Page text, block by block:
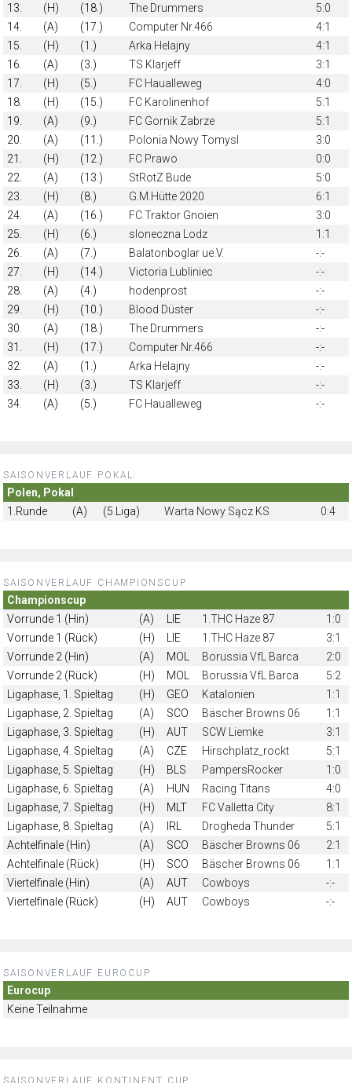
13.
(H) (18.) The Drummers
5:0
14.
(A) (17.) Computer Nr.466
4:1
15.
(H) (1.) Arka Helajny
4:1
16.
(A) (3.) TS Klarjeff
3:1
17.
(H) (5.) FC Haualleweg
4:0
18.
(H) (15.) FC Karolinenhof
5:1
19.
(A) (9.) FC Gornik Zabrze
5:1
20.
(A) (11.) Polonia Nowy Tomysl
3:0
21.
(H) (12.) FC Prawo
0:0
22.
(A) (13.) StRotZ Bude
5:0
23.
(H) (8.) G.M.Hütte 2020
6:1
24.
(A) (16.) FC Traktor Gnoien
3:0
25.
(H) (6.) sloneczna Lodz
1:1
26.
(A) (7.) Balatonboglar ue.V.
-:-
27.
(H) (14.) Victoria Lubliniec
-:-
28.
(A) (4.) hodenprost
-:-
29.
(H) (10.) Blood Düster
-:-
30.
(A) (18.) The Drummers
-:-
31.
(H) (17.) Computer Nr.466
-:-
32.
(A) (1.) Arka Helajny
-:-
33.
(H) (3.) TS Klarjeff
-:-
34.
(A) (5.) FC Haualleweg -:-
SAISONVERLAUF POKAL:
Polen, Pokal
1.Runde
(A) (5.Liga) Warta Nowy Sącz KS 0:4
SAISONVERLAUF CHAMPIONSCUP
Championscup
Vorrunde 1 (Hin)
(A) LIE 1.THC Haze 87
1:0
Vorrunde 1 (Rück)
(H) LIE 1.THC Haze 87
3:1
Vorrunde 2 (Hin)
(A) MOL Borussia VfL Barca
2:0
Vorrunde 2 (Rück)
(H) MOL Borussia VfL Barca
5:2
Ligaphase, 1. Spieltag
(H) GEO Katalonien
1:1
Ligaphase, 2. Spieltag
(A) SCO Bäscher Browns 06
1:1
Ligaphase, 3. Spieltag
(H) AUT SCW Liemke
3:1
Ligaphase, 4. Spieltag
(A) CZE Hirschplatz_rockt
5:1
Ligaphase, 5. Spieltag
(H) BLS PampersRocker
1:0
Ligaphase, 6. Spieltag
(A) HUN Racing Titans
4:0
Ligaphase, 7. Spieltag
(H) MLT FC Valletta City
8:1
Ligaphase, 8. Spieltag
(A) IRL Drogheda Thunder
5:1
Achtelfinale (Hin)
(A) SCO Bäscher Browns 06
2:1
Achtelfinale (Rück)
(H) SCO Bäscher Browns 06
1:1
Viertelfinale (Hin)
(A) AUT Cowboys
-:-
Viertelfinale (Rück)
(H) AUT Cowboys -:-
SAISONVERLAUF EUROCUP
Eurocup
Keine Teilnahme
SAISONVERLAUF KONTINENT CUP